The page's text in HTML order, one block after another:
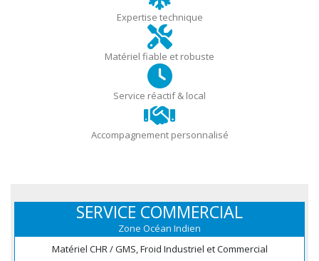
Expertise technique
Matériel fiable et robuste
Service réactif & local
Accompagnement personnalisé
SERVICE COMMERCIAL
Zone Océan Indien
Matériel CHR / GMS, Froid Industriel et Commercial